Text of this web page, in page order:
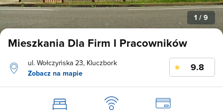
1 / 9
Mieszkania Dla Firm I Pracowników
ul. Wołczyńska 23, Kluczbork
Zobacz na mapie
9.8